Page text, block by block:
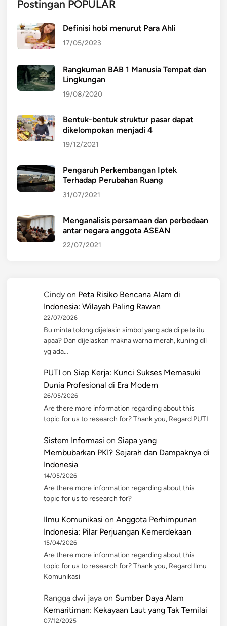
Postingan POPULAR
Definisi hobi menurut Para Ahli
17/05/2023
Rangkuman BAB 1 Manusia Tempat dan
Lingkungan
19/08/2020
Bentuk-bentuk struktur pasar dapat
dikelompokan menjadi 4
19/12/2021
Pengaruh Perkembangan Iptek
Terhadap Perubahan Ruang
31/07/2021
Menganalisis persamaan dan perbedaan
antar negara anggota ASEAN
22/07/2021
Cindy on Peta Risiko Bencana Alam di
Indonesia: Wilayah Paling Rawan
22/07/2026
Bu minta tolong dijelasin simbol yang ada di peta itu
apaa? Dan dijelaskan makna warna merah, kuning dll
yg ada…
PUTI on Siap Kerja: Kunci Sukses Memasuki
Dunia Profesional di Era Modern
26/05/2026
Are there more information regarding about this
topic for us to research for? Thank you, Regard PUTI
Sistem Informasi on Siapa yang
Membubarkan PKI? Sejarah dan Dampaknya di
Indonesia
14/05/2026
Are there more information regarding about this
topic for us to research for?
Ilmu Komunikasi on Anggota Perhimpunan
Indonesia: Pilar Perjuangan Kemerdekaan
15/04/2026
Are there more information regarding about this
topic for us to research for? Thank you, Regard Ilmu
Komunikasi
Rangga dwi jaya on Sumber Daya Alam
Kemaritiman: Kekayaan Laut yang Tak Ternilai
07/12/2025